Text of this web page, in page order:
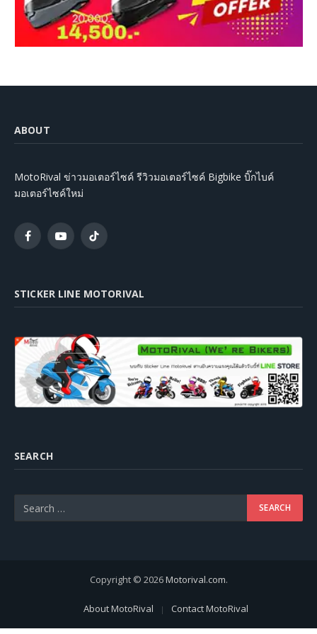
ABOUT
MotoRival ข่าวมอเตอร์ไซค์ รีวิวมอเตอร์ไซค์ Bigbike บิ๊กไบค์
มอเตอร์ไซค์ใหม่
FacebookYouTubeTikTok
STICKER LINE MOTORIVAL
SEARCH
Copyright © 2026Motorival.com.
About MotoRival Contact MotoRival